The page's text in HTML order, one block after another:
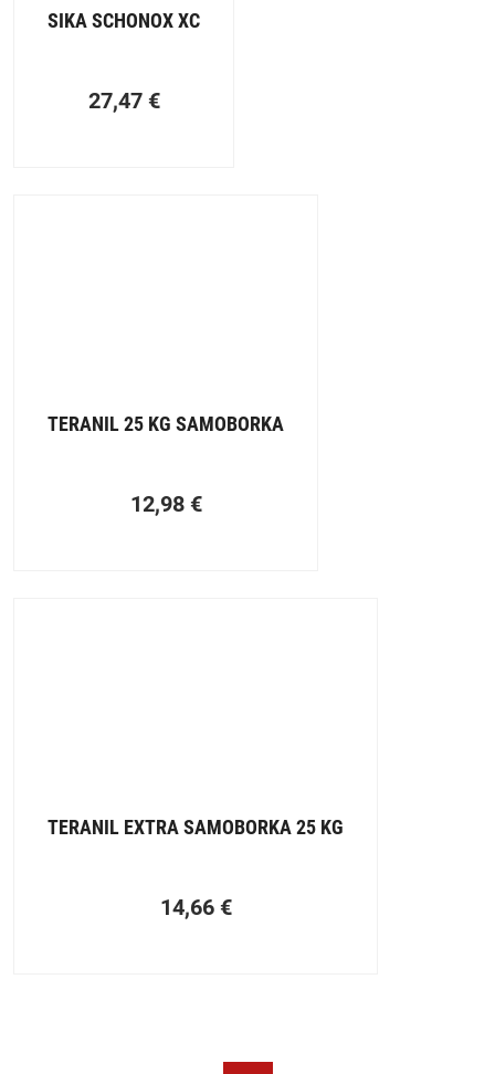
SIKA SCHONOX XC
27,47 €
TERANIL 25 KG SAMOBORKA
12,98 €
TERANIL EXTRA SAMOBORKA 25 KG
14,66 €